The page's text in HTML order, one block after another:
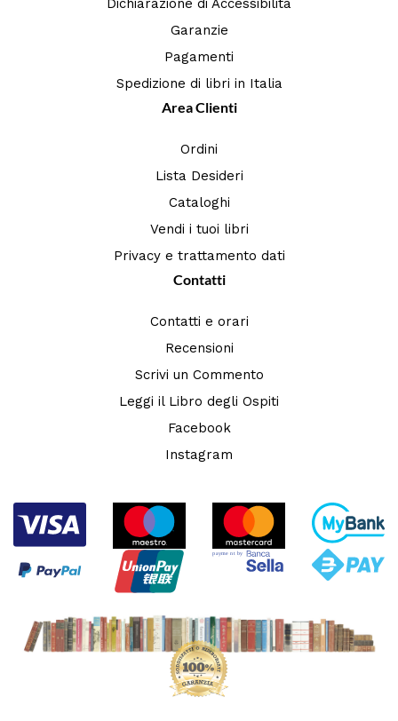
Dichiarazione di Accessibilità
Garanzie
Pagamenti
Spedizione di libri in Italia
Area Clienti
Ordini
Lista Desideri
Cataloghi
Vendi i tuoi libri
Privacy e trattamento dati
Contatti
Contatti e orari
Recensioni
Scrivi un Commento
Leggi il Libro degli Ospiti
Facebook
Instagram